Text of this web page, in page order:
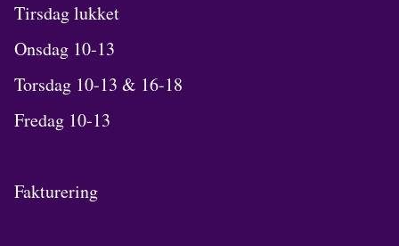
Tirsdag lukket
Onsdag 10-13
Torsdag 10-13 & 16-18
Fredag 10-13
Fakturering